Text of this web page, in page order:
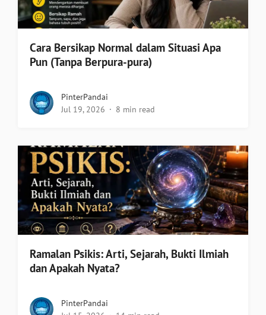
Cara Bersikap Normal dalam Situasi Apa
Pun (Tanpa Berpura-pura)
PinterPandai
Jul 19, 2026
8 min read
Ramalan Psikis: Arti, Sejarah, Bukti Ilmiah
dan Apakah Nyata?
PinterPandai